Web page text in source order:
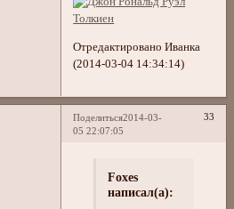
Отредактировано Иванка
(2014-03-04 14:34:14)
Поделиться 33
2014-03-
05 22:07:05
Foxes
написал(а):